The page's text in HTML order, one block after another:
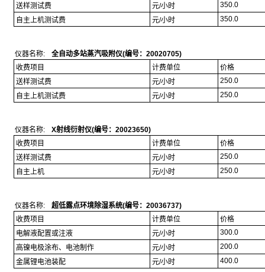
送样测试费
元/小时
350.0
自主上机测试费
元/小时 350.0
仪器名称:
全自动多站蒸汽吸附仪(编号：20020705)
收费项目
计费单位
价格
送样测试费
元/小时
250.0
自主上机测试费
元/小时 250.0
仪器名称:
X射线衍射仪(编号：20023650)
收费项目
计费单位
价格
送样测试费
元/小时
250.0
自主上机
元/小时 250.0
仪器名称:
超低露点环境除湿系统(编号：20036737)
收费项目
计费单位
价格
电解液配置或注液
元/小时
300.0
高镍电极涂布、电池制作
元/小时
200.0
金属锂电池装配
元/小时 400.0